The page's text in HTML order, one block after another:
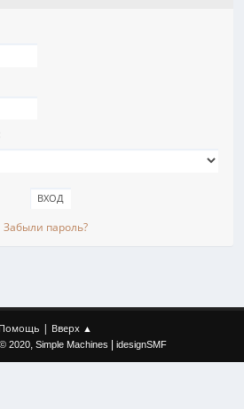
Забыли пароль?
Помощь | Вверх ▲
2020, Simple Machines idesignSMF